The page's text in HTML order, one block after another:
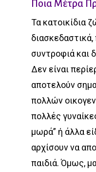
Ποια Μέτρα
Τα κατοικίδια
συντροφιά και
Δεν είναι
αποτελούν
πολλών
πολλές
μωρά” ή άλλα
αρχίσουν να
παιδιά. Όμως,